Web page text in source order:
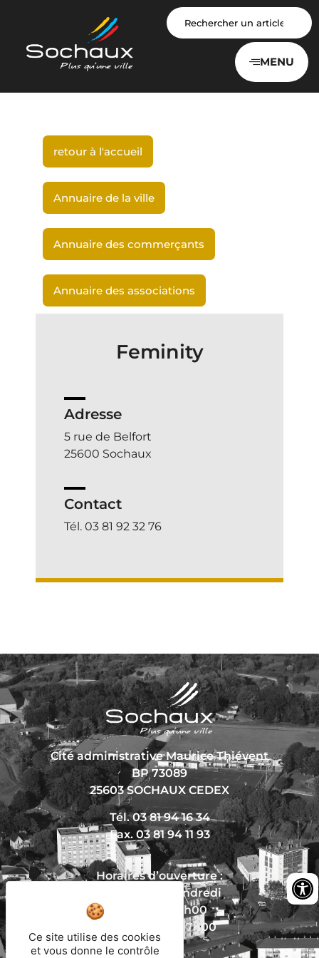
MENU
retour à l'accueil
Annuaire de la ville
Annuaire des commerçants
Annuaire des associations
Feminity
Adresse
5 rue de Belfort
25600 Sochaux
Contact
Tél. 03 81 92 32 76
Cité administrative Maurice Thiévent
BP 73089
25603 SOCHAUX CEDEX
Tél. 03 81 94 16 34
Fax. 03 81 94 11 93
Horaires d’ouverture :
Du lundi au vendredi
De 8h30 à 12h00
Et de 13h30 à 17h00
Panneau de gestion des cookies
Ce site utilise des cookies
et vous donne le contrôle